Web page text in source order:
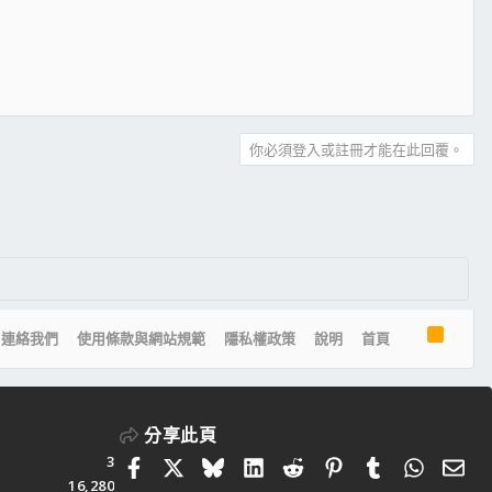
你必須登入或註冊才能在此回覆。
連絡我們 使用條款與網站規範 隱私權政策 說明 首頁
3
16,280
分享此頁
FacebookBlueskyLinkedIn
RedditPinterestTumblr 電